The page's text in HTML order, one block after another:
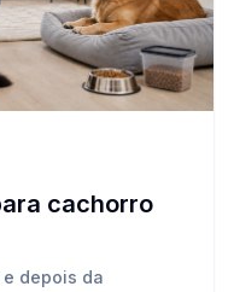
cachorro
depois da